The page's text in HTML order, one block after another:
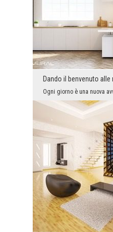
Dando il benvenuto